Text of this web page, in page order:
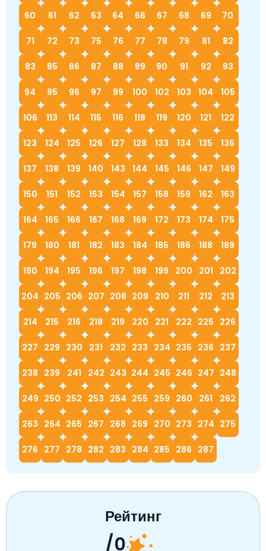
60 61 62 63 64 66 67 68 69 70
71 72 73 75 76 77 78 79 81 82
83 85 86 87 88 89 90 91 92 93
94 95 96 97 99 100 102 103 104 105
106 113 114 115 116 118 119 120 121 122
123 124 125 126 127 128 133 134 135 136
137 138 139 140 143 144 145 146 147 149
150 151 152 153 154 157 158 159 162 163
164 165 166 167 168 169 172 173 174 175
179 180 181 182 183 184 185 186 188 189
190 194 195 196 197 198 199 200 201 202
204 205 206 207 208 209 210 211 212 213
214 215 216 218 219 220 221 222 225 226
227 229 230 231 232 233 234 235 236 237
238 239 241 242 243 244 245 246 247 248
249 250 252 253 254 255 259 260 261 262
263 264 265 267 268 269 270 273 274 275
276 277 278 282 283 284 285 286 287
Рейтинг
/0